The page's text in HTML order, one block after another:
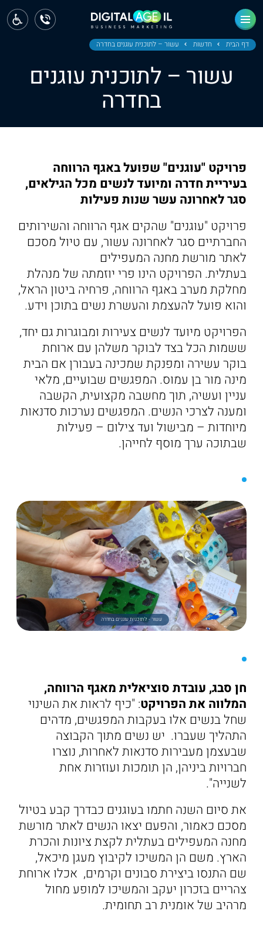
דף הבית חדשות עשור – לתוכנית עוגנים בחדרה
עשור – לתוכנית עוגנים
בחדרה
פרויקט "עוגנים" שפועל באגף הרווחה
בעיריית חדרה ומיועד לנשים מכל הגילאים,
סגר לאחרונה עשר שנות פעילות
פרויקט "עוגנים" שהקים אגף הרווחה והשירותים
החברתיים סגר לאחרונה עשור, עם טיול מסכם
לאתר מורשת מחנה המעפילים
בעתלית. הפרויקט הינו פרי יוזמתה של מנהלת
מחלקת מערב באגף הרווחה, פרחיה ביטון הראל,
והוא פועל להעצמת והעשרת נשים בתוכן וידע.
הפרויקט מיועד לנשים צעירות ומבוגרות גם יחד,
ששמות הכל בצד לבוקר משלהן עם ארוחת
בוקר עשירה ומפנקת שמכינה בעבורן אם הבית
מינה מור בן עמוס. המפגשים שבועיים, מלאי
עניין ועשיה, תוך מחשבה מקצועית, הקשבה
ומענה לצרכי הנשים. המפגשים נערכות סדנאות
מיוחדות – מבישול ועד צילום – פעילות
שבתוכה ערך מוסף לחייהן.
עשור - לתוכנית עוגנים בחדרה
חן סבג, עובדת סוציאלית מאגף הרווחה,
המלווה את הפרויקט: "כיף לראות את השינוי
שחל בנשים אלו בעקבות המפגשים, מדהים
התהליך שעברו. יש נשים מתוך הקבוצה
שבעצמן מעבירות סדנאות לאחרות, נוצרו
חברויות ביניהן, הן תומכות ועוזרות אחת
לשנייה".
את סיום השנה חתמו בעוגנים כבדרך קבע בטיול
מסכם כאמור, והפעם יצאו הנשים לאתר מורשת
מחנה המעפילים בעתלית לקצת ציונות והכרת
הארץ. משם הן המשיכו לקיבוץ מעגן מיכאל,
שם התנסו ביצירת סבונים וקרמים, אכלו ארוחת
צהריים בזכרון יעקב והמשיכו למופע מחול
מרהיב של אומנית רב תחומית.
ראשי
חדשות
מחוז צפון
מחוז חיפה
מחוז מרכז
ירושלים
תל אביב